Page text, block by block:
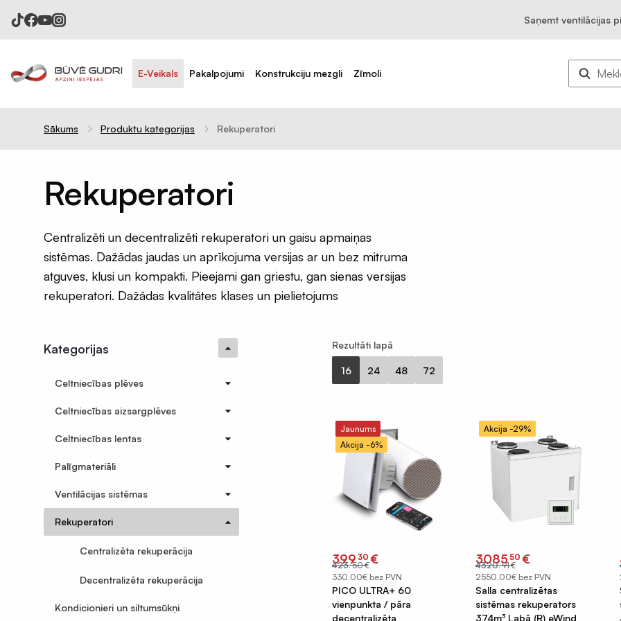
Saņemt ventilācijas
E-Veikals Pakalpojumi Konstrukciju mezgli Zīmoli
Sākums Produktu kategorijas Rekuperatori
Rekuperatori
Centralizēti un decentralizēti rekuperatori un gaisu apmaiņas
sistēmas. Dažādas jaudas un aprīkojuma versijas ar un bez mitruma
atguves, klusi un kompakti. Pieejami gan griestu, gan sienas versijas
rekuperatori. Dažādas kvalitātes klases un pielietojums
Kategorijas
Celtniecības plēves
Celtniecības aizsargplēves
Celtniecības lentas
Palīgmateriāli
Ventilācijas sistēmas
Rekuperatori
Centralizēta rekuperācija
Decentralizēta rekuperācija
Kondicionieri un siltumsūkņi
Rezultāti lapā
16 24 48 72
Jaunums
Akcija -6%
€
423.50
Original
price
was:
€423.50.
€
39930
Current
price
is:
€399.30.
330.00€ bez PVN
PICO ULTRA+ 60
vienpunkta / pāra
decentralizēta
Akcija -29%
€
4320.91
Original
price
was:
€4320.91.
€
308550
Current
price
is:
€3085.50.
2550.00€ bez PVN
Salla centralizētas
sistēmas rekuperators
374m³ Labā (R) eWind
Celtniecības plēves
Tvaika barjeras
Pretvēja plēves
Celtniecības aizsargplēves
Iepakojuma plēves 120mik
Silto grīdu folija plēves
Ģeomembrānas
Šuvju pieslēgumu lentas
Logu montāžas lentas
Hidroizolācijas lentas
Fasādes lentas EPDM
Terases lentas EPDM
Naglu lentas latojumam
Palīgmateriāli